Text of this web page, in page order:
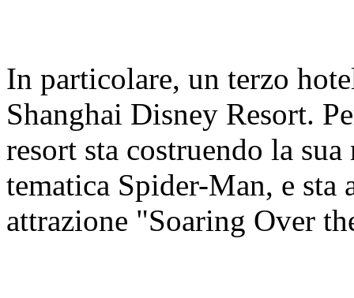
In particolare, un terzo
Shanghai Disney Resort.
resort sta costruendo la
tematica Spider-Man, e sta
attrazione "Soaring Over